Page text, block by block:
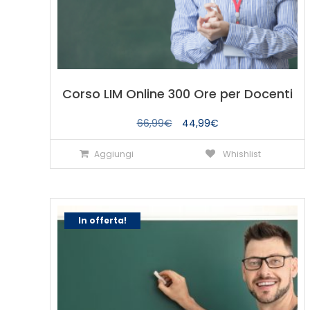
Corso LIM Online 300 Ore per Docenti
66,99€
Il
prezzo
originale
44,99€Il
prezzo
attuale
Aggiungi Whishlist
In offerta!